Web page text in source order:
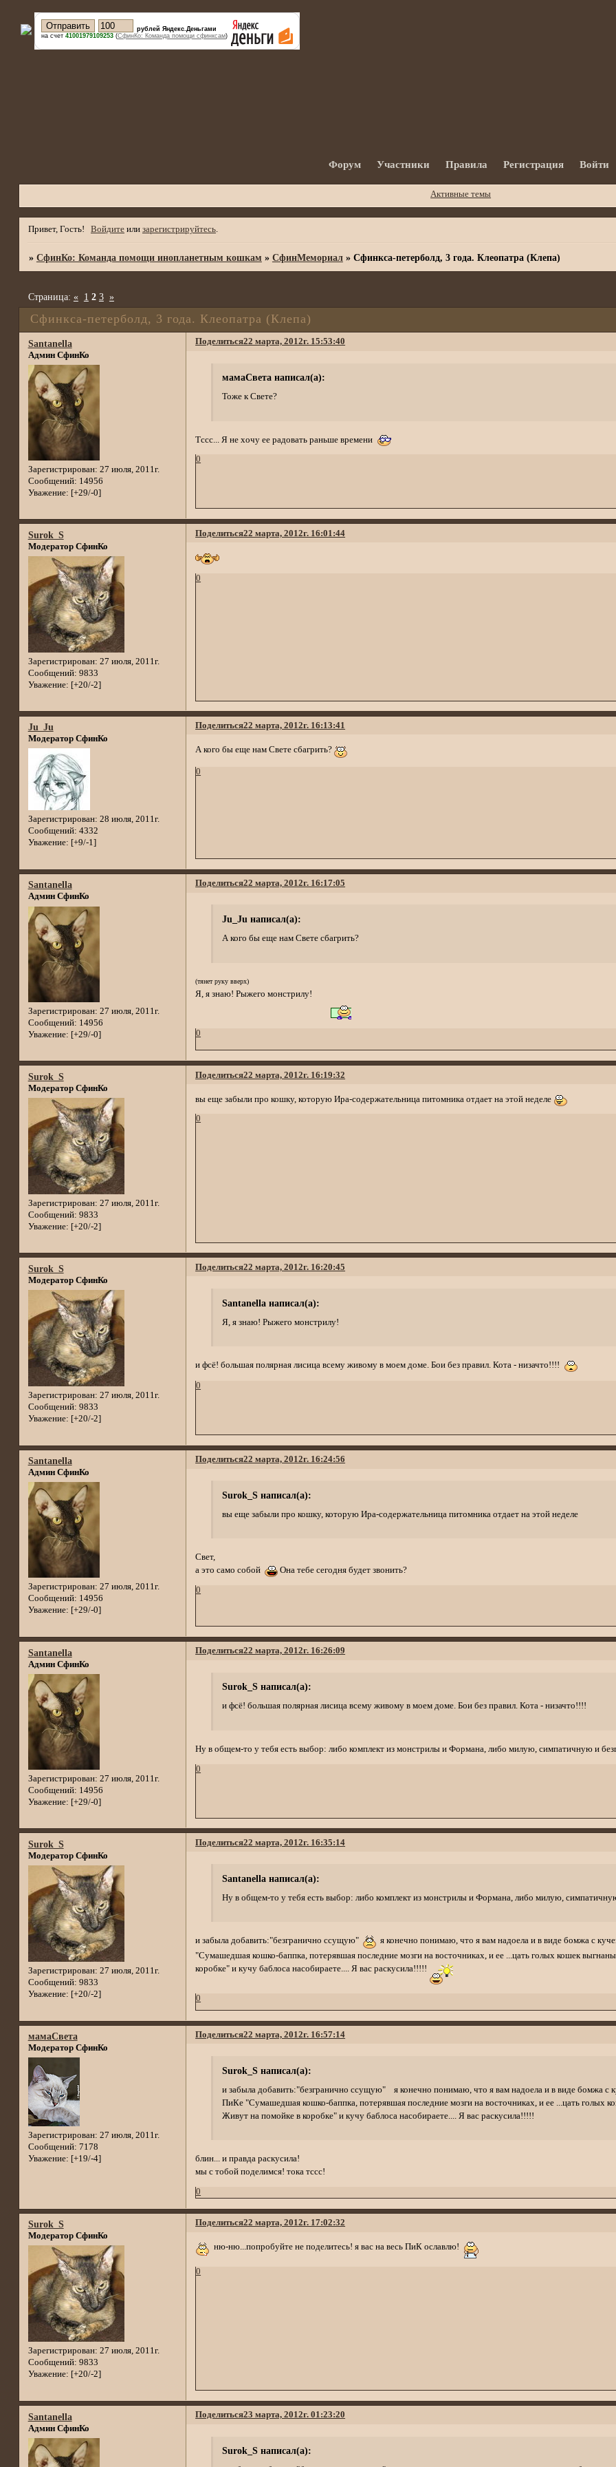
рублей Яндекс.Деньгами
на счет 41001979109253(СфинКо: Команда помощи сфинксам)
Форум Участники Правила Регистрация Войти
Активные темы
Привет, Гость! Войдите или зарегистрируйтесь.
» СфинКо: Команда помощи инопланетным кошкам » СфинМемориал » Сфинкса-петерболд, 3 года. Клеопатра (Клепа)
Сфинкса-петерболд, 3 года. Клеопатра (Клепа)
Страница: « 1 2 3 »
Поделиться22 марта, 2012г. 15:53:40
Santanella
Админ СфинКо
Зарегистрирован: 27 июля, 2011г.
Сообщений: 14956
Уважение: [+29/-0]
мамаСвета написал(а):
Тоже к Свете?
Тссс... Я не хочу ее радовать раньше времени
0
Поделиться22 марта, 2012г. 16:01:44
Surok_S
Модератор СфинКо
Зарегистрирован: 27 июля, 2011г.
Сообщений: 9833
Уважение: [+20/-2]
0
Поделиться22 марта, 2012г. 16:13:41
Ju_Ju
Модератор СфинКо
Зарегистрирован: 28 июля, 2011г.
Сообщений: 4332
Уважение: [+9/-1]
А кого бы еще нам Свете сбагрить?
0
Поделиться22 марта, 2012г. 16:17:05
Santanella
Админ СфинКо
Зарегистрирован: 27 июля, 2011г.
Сообщений: 14956
Уважение: [+29/-0]
Ju_Ju написал(а):
А кого бы еще нам Свете сбагрить?
(тянет руку вверх)
Я, я знаю! Рыжего монстрилу!
0
Поделиться22 марта, 2012г. 16:19:32
Surok_S
Модератор СфинКо
Зарегистрирован: 27 июля, 2011г.
Сообщений: 9833
Уважение: [+20/-2]
вы еще забыли про кошку, которую Ира-содержательница питомника отдает на этой неделе
0
Поделиться22 марта, 2012г. 16:20:45
Surok_S
Модератор СфинКо
Зарегистрирован: 27 июля, 2011г.
Сообщений: 9833
Уважение: [+20/-2]
Santanella написал(а):
Я, я знаю! Рыжего монстрилу!
и фсё! большая полярная лисица всему живому в моем доме. Бои без правил. Кота - низачто!!!!
0
Поделиться22 марта, 2012г. 16:24:56
Santanella
Админ СфинКо
Зарегистрирован: 27 июля, 2011г.
Сообщений: 14956
Уважение: [+29/-0]
Surok_S написал(а):
вы еще забыли про кошку, которую Ира-содержательница питомника отдает на этой неделе
Свет,
а это само собой
Она тебе сегодня будет звонить?
0
Поделиться22 марта, 2012г. 16:26:09
Santanella
Админ СфинКо
Зарегистрирован: 27 июля, 2011г.
Сообщений: 14956
Уважение: [+29/-0]
Surok_S написал(а):
и фсё! большая полярная лисица всему живому в моем доме. Бои без правил. Кота - низачто!!!!
Ну в общем-то у тебя есть выбор: либо комплект из монстрилы и Формана, либо милую, симпатичную и
0
Поделиться22 марта, 2012г. 16:35:14
Surok_S
Модератор СфинКо
Зарегистрирован: 27 июля, 2011г.
Сообщений: 9833
Уважение: [+20/-2]
Santanella написал(а):
Ну в общем-то у тебя есть выбор: либо комплект из монстрилы и Формана, либо милую,
и забыла добавить:"безгранично ссущую"
я конечно понимаю, что я вам надоела и в виде бомжа с
"Сумашедшая кошко-баппка, потерявшая последние мозги на восточниках, и ее ...цать голых кошек
коробке" и кучу баблоса насобираете.... Я вас раскусила!!!!!
0
Поделиться22 марта, 2012г. 16:57:14
мамаСвета
Модератор СфинКо
Зарегистрирован: 27 июля, 2011г.
Сообщений: 7178
Уважение: [+19/-4]
Surok_S написал(а):
и забыла добавить:"безгранично ссущую" я конечно понимаю, что я вам надоела и в виде бомжа с
ПиКе "Сумашедшая кошко-баппка, потерявшая последние мозги на восточниках, и ее ...цать голых
Живут на помойке в коробке" и кучу баблоса насобираете.... Я вас раскусила!!!!!
блин... и правда раскусила!
мы с тобой поделимся! тока тссс!
0
Поделиться22 марта, 2012г. 17:02:32
Surok_S
Модератор СфинКо
Зарегистрирован: 27 июля, 2011г.
Сообщений: 9833
Уважение: [+20/-2]
ню-ню...попробуйте не поделитесь! я вас на весь ПиК ославлю!
0
Поделиться23 марта, 2012г. 01:23:20
Santanella
Админ СфинКо
Surok_S написал(а):